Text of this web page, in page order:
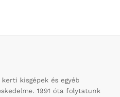
kisgépek és egyéb
1991 óta folytatunk